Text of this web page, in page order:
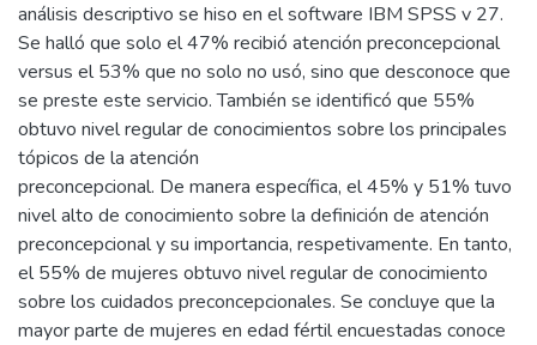
análisis descriptivo se hiso en el software IBM SPSS v 27.
Se halló que solo el 47% recibió atención preconcepcional
versus el 53% que no solo no usó, sino que desconoce que
se preste este servicio. También se identificó que 55%
obtuvo nivel regular de conocimientos sobre los principales
tópicos de la atención
preconcepcional. De manera específica, el 45% y 51% tuvo
nivel alto de conocimiento sobre la definición de atención
preconcepcional y su importancia, respetivamente. En tanto,
el 55% de mujeres obtuvo nivel regular de conocimiento
sobre los cuidados preconcepcionales. Se concluye que la
mayor parte de mujeres en edad fértil encuestadas conoce